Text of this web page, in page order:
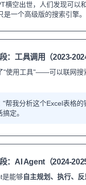
横空出世，人们发现可以
是一个高级版的搜索引擎。
：工具调用（2023-
"使用工具"——可以联网搜
"帮我分析这个Excel表格
定。
：AI Agent（2024-2025
是能够自主规划、执行、